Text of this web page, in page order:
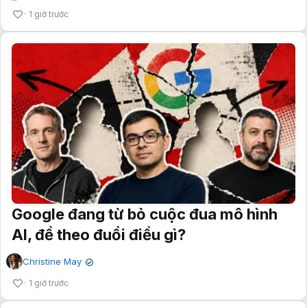
1 giờ trước
Google đang từ bỏ cuộc đua mô hình
AI, để theo đuổi điều gì?
Christine May ✔
1 giờ trước